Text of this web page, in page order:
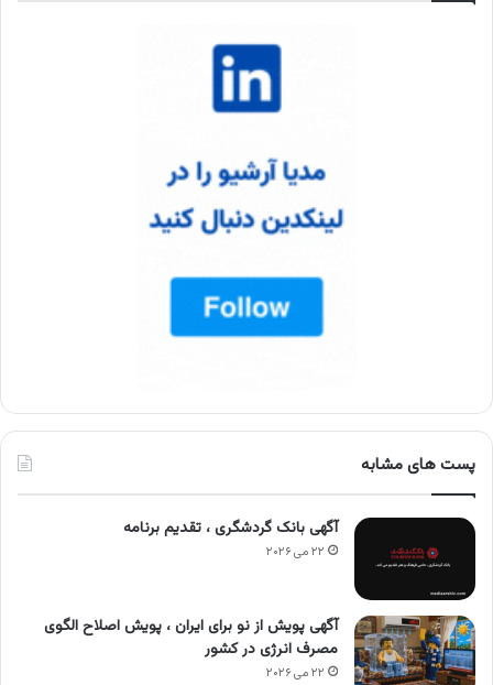
پست های مشابه
آگهی بانک گردشگری ، تقدیم برنامه
۲۲ می ۲۰۲۶
آگهی پویش از نو برای ایران ، پویش اصلاح الگوی
مصرف انرژی در کشور
۲۲ می ۲۰۲۶